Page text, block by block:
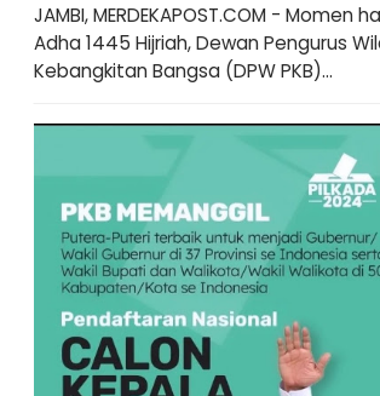
JAMBI, MERDEKAPOST.COM - Momen
Adha 1445 Hijriah, Dewan Pengurus
Kebangkitan Bangsa (DPW PKB)...